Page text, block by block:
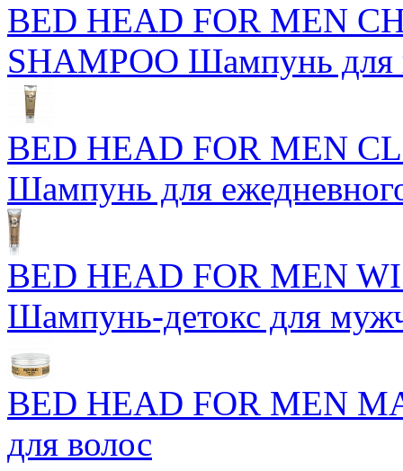
BED HEAD FOR MEN
SHAMPOO Шампунь для
BED HEAD FOR MEN
Шампунь для
BED HEAD FOR MEN
Шампунь-детокс для
BED HEAD FOR MEN
для волос